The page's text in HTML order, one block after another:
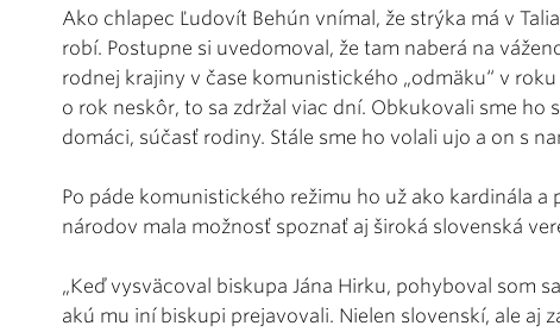
Ako chlapec Ľudovít Behún vnímal, že strýka má v
robí. Postupne si uvedomoval, že tam naberá na
rodnej krajiny v čase komunistického „odmäku“ v roku
o rok neskôr, to sa zdržal viac dní. Obkukovali sme ho
domáci, súčasť rodiny. Stále sme ho volali ujo a on s
Po páde komunistického režimu ho už ako kardinála a
národov mala možnosť spoznať aj široká slovenská
„Keď vysväcoval biskupa Jána Hirku, pohyboval som
akú mu iní biskupi prejavovali. Nielen slovenskí, ale aj